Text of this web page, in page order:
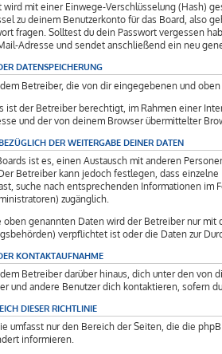
wird mit einer Einwege-Verschlüsselung (Hash)
zu deinem Benutzerkonto für das Board, also
fragen. Solltest du dein Passwort vergessen
Adresse und sendet anschließend ein neu
DATENSPEICHERUNG
Betreiber, die von dir eingegebenen und
ist der Betreiber berechtigt, im Rahmen einer
und der von deinem Browser übermittelter
DER WEITERGABE DEINER DATEN
ist es, einen Austausch mit anderen
Betreiber kann jedoch festlegen, dass
suche nach entsprechenden Informationen
zugänglich.
oben genannten Daten wird der Betreiber nur
verpflichtet ist oder die Daten zur
KONTAKTAUFNAHME
Betreiber darüber hinaus, dich unter den von
und andere Benutzer dich kontaktieren, sofern
DIESER RICHTLINIE
umfasst nur den Bereich der Seiten, die die
informieren.